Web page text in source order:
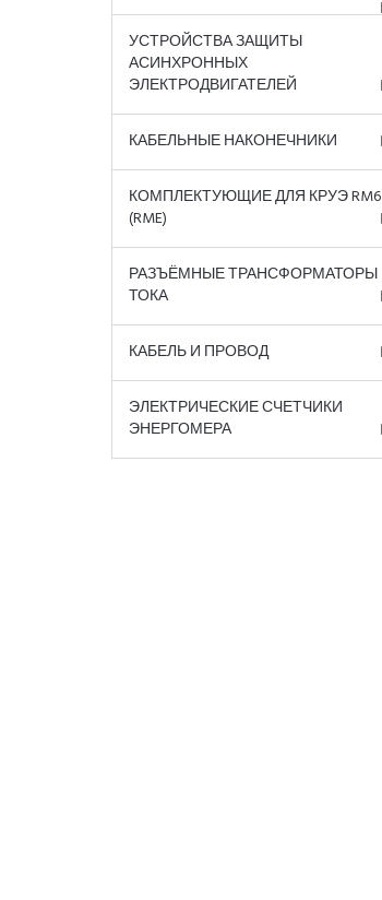
УСТРОЙСТВА ЗАЩИТЫ
АСИНХРОННЫХ
ЭЛЕКТРОДВИГАТЕЛЕЙ
КАБЕЛЬНЫЕ НАКОНЕЧНИКИ
КОМПЛЕКТУЮЩИЕ ДЛЯ КРУЭ RM6
(RME)
РАЗЪЁМНЫЕ ТРАНСФОРМАТОРЫ
ТОКА
КАБЕЛЬ И ПРОВОД
ЭЛЕКТРИЧЕСКИЕ СЧЕТЧИКИ
ЭНЕРГОМЕРА